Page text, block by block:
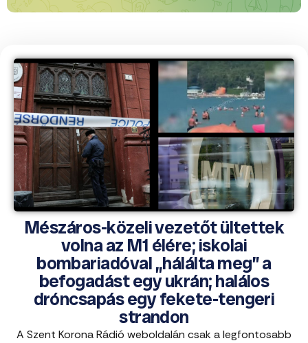
Mészáros-közeli vezetőt ültettek
volna az M1 élére; iskolai
bombariadóval „hálálta meg” a
befogadást egy ukrán; halálos
dróncsapás egy fekete-tengeri
strandon
A Szent Korona Rádió weboldalán csak a legfontosabb